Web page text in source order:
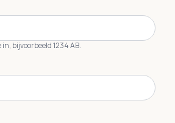
bijvoorbeeld 1234 AB.